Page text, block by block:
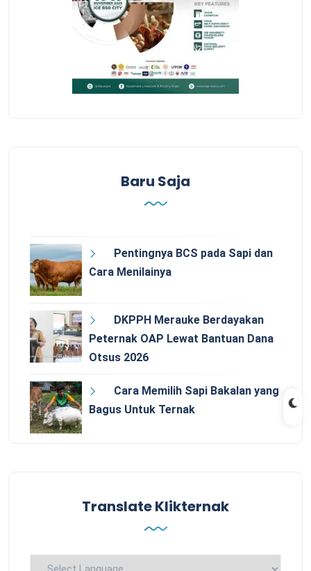
Baru Saja
Pentingnya BCS pada Sapi dan
Cara Menilainya
DKPPH Merauke Berdayakan
Peternak OAP Lewat Bantuan Dana
Otsus 2026
Cara Memilih Sapi Bakalan yang
Bagus Untuk Ternak
Translate Klikternak